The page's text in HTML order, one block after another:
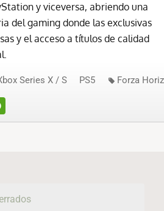
y viceversa, abriendo una
del gaming donde las exclusivas
y el acceso a títulos de calidad
Series X / S PS5 Forza